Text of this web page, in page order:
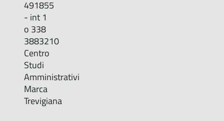
491855
- int 1
o 338
3883210
Centro
Studi
Amministrativi
Marca
Trevigiana